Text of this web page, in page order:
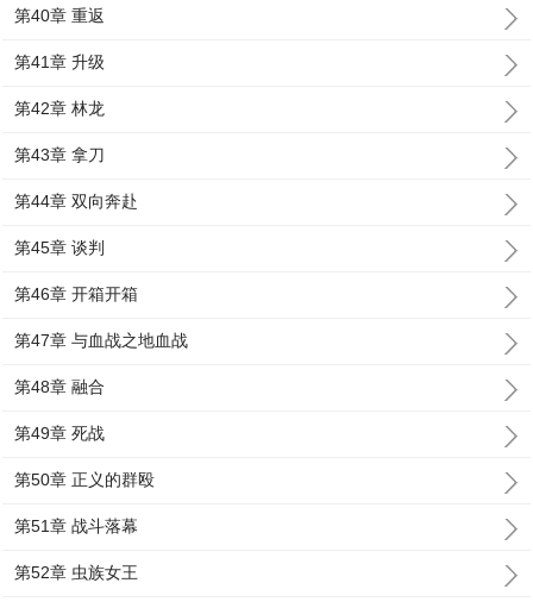
第40章 重返
第41章 升级
第42章 林龙
第43章 拿刀
第44章 双向奔赴
第45章 谈判
第46章 开箱开箱
第47章 与血战之地血战
第48章 融合
第49章 死战
第50章 正义的群殴
第51章 战斗落幕
第52章 虫族女王